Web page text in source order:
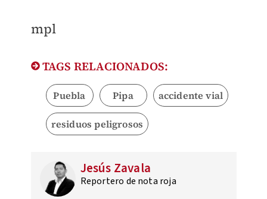
mpl
TAGS RELACIONADOS:
Puebla Pipa accidente vial
residuos peligrosos
Jesús Zavala
Reportero de nota roja